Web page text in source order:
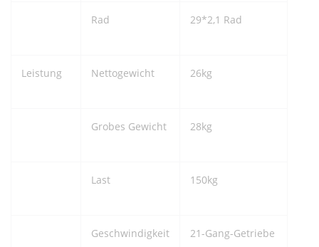
Rad 29*2,1 Rad
Leistung Nettogewicht 26kg
Grobes Gewicht 28kg
Last 150kg
Geschwindigkeit 21-Gang-Getriebe